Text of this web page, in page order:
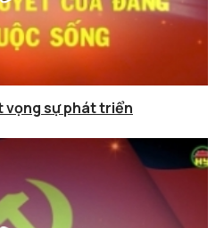
vọng sự phát triển